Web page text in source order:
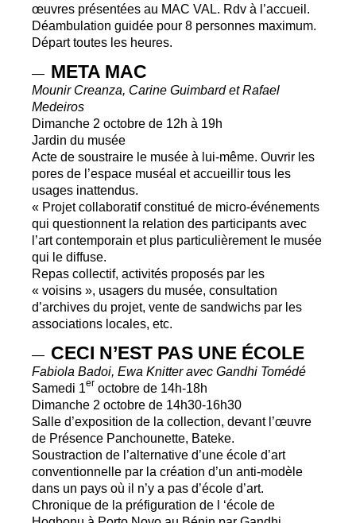
œuvres présentées au MAC VAL. Rdv à l’accueil.
Déambulation guidée pour 8 personnes maximum.
Départ toutes les heures.
— META MAC
Mounir Creanza, Carine Guimbard et Rafael
Medeiros
Dimanche 2 octobre de 12h à 19h
Jardin du musée
Acte de soustraire le musée à lui-même. Ouvrir les
pores de l’espace muséal et accueillir tous les
usages inattendus.
« Projet collaboratif constitué de micro-événements
qui questionnent la relation des participants avec
l’art contemporain et plus particulièrement le musée
qui le diffuse.
Repas collectif, activités proposés par les
« voisins », usagers du musée, consultation
d’archives du projet, vente de sandwichs par les
associations locales, etc.
— CECI N’EST PAS UNE ÉCOLE
Fabiola Badoi, Ewa Knitter avec Gandhi Tomédé
Samedi 1er octobre de 14h-18h
Dimanche 2 octobre de 14h30-16h30
Salle d’exposition de la collection, devant l’œuvre
de Présence Panchounette, Bateke.
Soustraction de l’alternative d’une école d’art
conventionnelle par la création d’un anti-modèle
dans un pays où il n’y a pas d’école d’art.
Chronique de la préfiguration de l ‘école de